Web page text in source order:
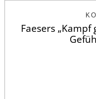
Faesers „Kampf